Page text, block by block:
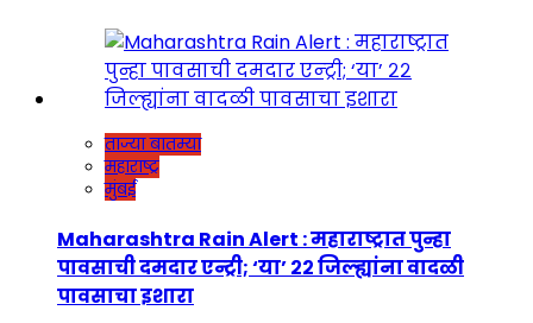
ताज्या बातम्या
महाराष्ट्र
मुंबई
Maharashtra Rain Alert : महाराष्ट्रात पुन्हा
पावसाची दमदार एन्ट्री; ‘या’ २२ जिल्ह्यांना वादळी
पावसाचा इशारा